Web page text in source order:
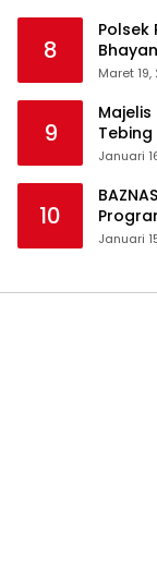
8
Polsek
Takjil
Maret 19,
9
Haram
Januari
10
Januari